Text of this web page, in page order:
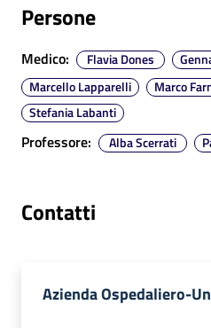
n
e
Fornitori
su
Persone
Medico: Flavia Dones
Marcello Lapparelli
Marco
Stefania Labanti
Professore: Alba Scerrati
Contatti
Azienda Ospedaliero-